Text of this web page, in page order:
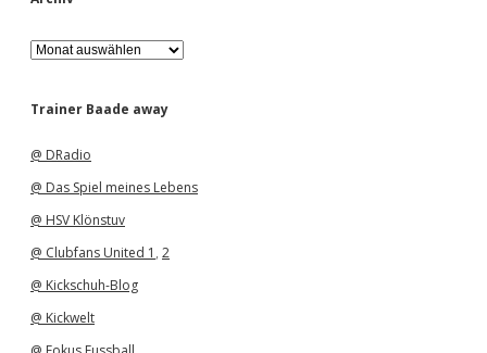
A
r
h
Trainer Baade away
@ DRadio
@ Das Spiel meines Lebens
@ HSV Klönstuv
@ Clubfans United 1 , 2
@ Kickschuh-Blog
@ Kickwelt